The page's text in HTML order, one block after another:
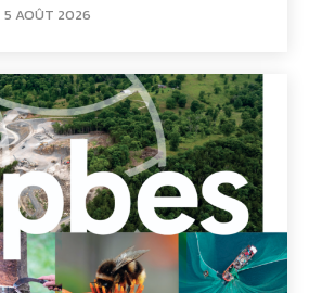
5 AOÛT 2026